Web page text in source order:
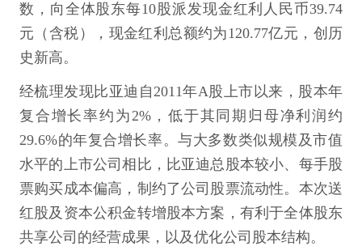
数，向全体股东每10股派发现金红利人民币39.74
元（含税），现金红利总额约为120.77亿元，创历
史新高。
经梳理发现比亚迪自2011年A股上市以来，股本年
复合增长率约为2%，低于其同期归母净利润约
29.6%的年复合增长率。与大多数类似规模及市值
水平的上市公司相比，比亚迪总股本较小、每手股
票购买成本偏高，制约了公司股票流动性。本次送
红股及资本公积金转增股本方案，有利于全体股东
共享公司的经营成果，以及优化公司股本结构。